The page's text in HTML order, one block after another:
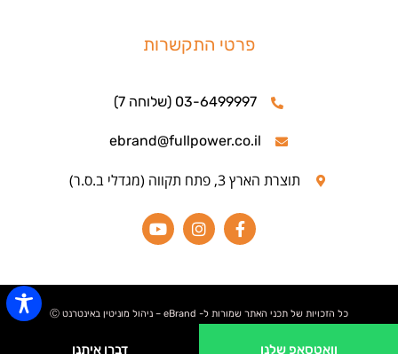
וואטסאפ שלנו דברו איתנו
פרטי התקשרות
03-6499997 (שלוחה 7)
ebrand@fullpower.co.il
תוצרת הארץ 3, פתח תקווה (מגדלי ב.ס.ר)
כל הזכויות של תכני האתר שמורות ל- eBrand – ניהול מוניטין באינטרנט Ⓒ